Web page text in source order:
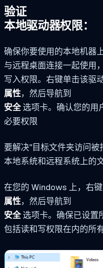
验证
本地驱动器权限：
确保你要使用的本地机器
与远程桌面连接一起使用
写入权限。右键单击该驱
属性，然后导航到
安全选项卡。确认您的用
必要权限
要解决"目标文件夹访问
本地系统和远程系统上的
在您的 Windows 上，右
属性，然后导航到
安全选项卡。确保已设置
包括读和写权限在内的所